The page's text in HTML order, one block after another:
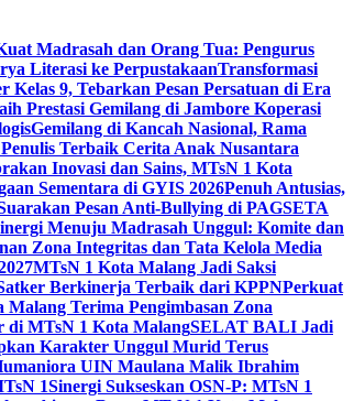
Madrasah dan Orang Tua: Pengurus
Literasi ke PerpustakaanTransformasi
9, Tebarkan Pesan Persatuan di Era
Prestasi Gemilang di Jambore Koperasi
Gemilang di Kancah Nasional, Rama
Terbaik Cerita Anak Nusantara
Inovasi dan Sains, MTsN 1 Kota
Sementara di GYIS 2026Penuh Antusias,
Pesan Anti-Bullying di PAGSETA
Menuju Madrasah Unggul: Komite dan
Zona Integritas dan Tata Kelola Media
MTsN 1 Kota Malang Jadi Saksi
Berkinerja Terbaik dari KPPNPerkuat
Terima Pengimbasan Zona
di MTsN 1 Kota MalangSELAT BALI Jadi
Karakter Unggul Murid Terus
UIN Maulana Malik Ibrahim
1Sinergi Sukseskan OSN-P: MTsN 1